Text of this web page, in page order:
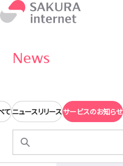
News
てニュースリリースサービスのお知らせ